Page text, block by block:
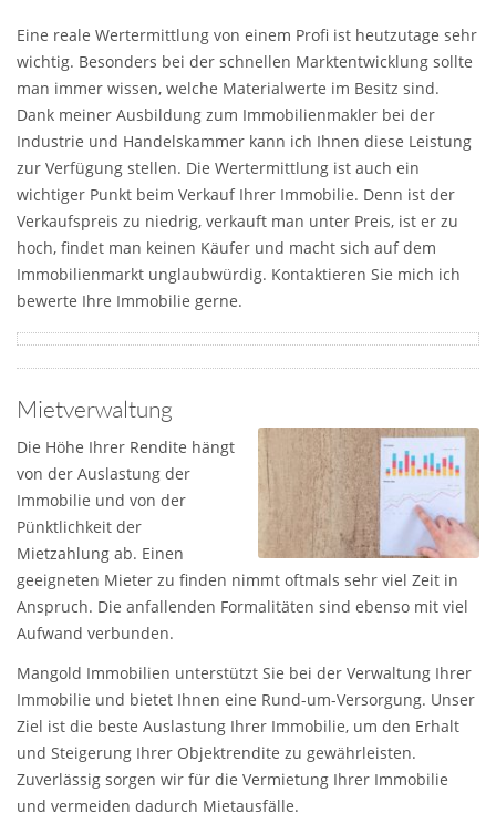
Eine reale Wertermittlung von einem Profi ist heutzutage sehr
wichtig. Besonders bei der schnellen Marktentwicklung sollte
man immer wissen, welche Materialwerte im Besitz sind.
Dank meiner Ausbildung zum Immobilienmakler bei der
Industrie und Handelskammer kann ich Ihnen diese Leistung
zur Verfügung stellen. Die Wertermittlung ist auch ein
wichtiger Punkt beim Verkauf Ihrer Immobilie. Denn ist der
Verkaufspreis zu niedrig, verkauft man unter Preis, ist er zu
hoch, findet man keinen Käufer und macht sich auf dem
Immobilienmarkt unglaubwürdig. Kontaktieren Sie mich ich
bewerte Ihre Immobilie gerne.
Mietverwaltung
Die Höhe Ihrer Rendite hängt
von der Auslastung der
Immobilie und von der
Pünktlichkeit der
Mietzahlung ab. Einen
geeigneten Mieter zu finden nimmt oftmals sehr viel Zeit in
Anspruch. Die anfallenden Formalitäten sind ebenso mit viel
Aufwand verbunden.
Mangold Immobilien unterstützt Sie bei der Verwaltung Ihrer
Immobilie und bietet Ihnen eine Rund-um-Versorgung. Unser
Ziel ist die beste Auslastung Ihrer Immobilie, um den Erhalt
und Steigerung Ihrer Objektrendite zu gewährleisten.
Zuverlässig sorgen wir für die Vermietung Ihrer Immobilie
und vermeiden dadurch Mietausfälle.